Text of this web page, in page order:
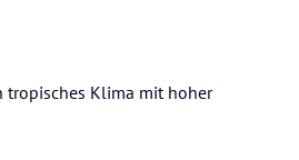
tropisches Klima mit hoher